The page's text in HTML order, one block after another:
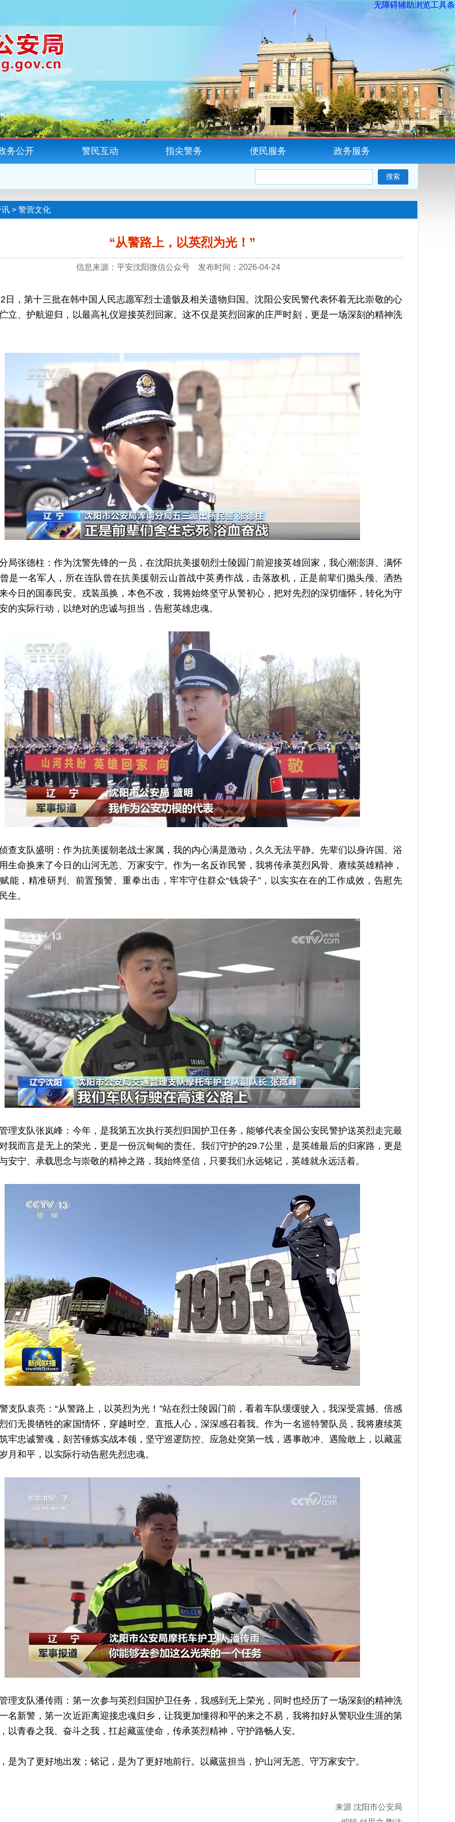
无障碍辅助浏览工具条
务公开 警民互动 指尖警务 便民服务 政务服务
讯 > 警营文化
“从警路上，以英烈为光！”
信息来源：平安沈阳微信公众号 发布时间：2026-04-24
第十三批在韩中国人民志愿军烈士遗骸及相关遗物归国。沈阳公安民警代表怀着无比崇敬的心
立、护航迎归，以最高礼仪迎接英烈回家。这不仅是英烈回家的庄严时刻，更是一场深刻的精神洗
德柱：作为沈警先锋的一员，在沈阳抗美援朝烈士陵园门前迎接英雄回家，我心潮澎湃、满怀
是一名军人，所在连队曾在抗美援朝云山首战中英勇作战，击落敌机，正是前辈们抛头颅、洒热
今日的国泰民安。戎装虽换，本色不改，我将始终坚守从警初心，把对先烈的深切缅怀，转化为守
的实际行动，以绝对的忠诚与担当，告慰英雄忠魂。
队盛明：作为抗美援朝老战士家属，我的内心满是激动，久久无法平静。先辈们以身许国、浴
生命换来了今日的山河无恙、万家安宁。作为一名反诈民警，我将传承英烈风骨、赓续英雄精神，
能，精准研判、前置预警、重拳出击，牢牢守住群众“钱袋子”，以实实在在的工作成效，告慰先
生。
队张岚峰：今年，是我第五次执行英烈归国护卫任务，能够代表全国公安民警护送英烈走完最
我而言是无上的荣光，更是一份沉甸甸的责任。我们守护的29.7公里，是英雄最后的归家路，更是
安宁、承载思念与崇敬的精神之路，我始终坚信，只要我们永远铭记，英雄就永远活着。
袁亮：“从警路上，以英烈为光！”站在烈士陵园门前，看着车队缓缓驶入，我深受震撼、倍感
们无畏牺牲的家国情怀，穿越时空、直抵人心，深深感召着我。作为一名巡特警队员，我将赓续英
牢忠诚警魂，刻苦锤炼实战本领，坚守巡逻防控、应急处突第一线，遇事敢冲、遇险敢上，以藏蓝
月和平，以实际行动告慰先烈忠魂。
队潘传雨：第一次参与英烈归国护卫任务，我感到无上荣光，同时也经历了一场深刻的精神洗
名新警，第一次近距离迎接忠魂归乡，让我更加懂得和平的来之不易，我将扣好从警职业生涯的第
以青春之我、奋斗之我，扛起藏蓝使命，传承英烈精神，守护路畅人安。
了更好地出发；铭记，是为了更好地前行。以藏蓝担当，护山河无恙、守万家安宁。
来源 沈阳市公安局